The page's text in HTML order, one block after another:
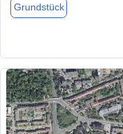
Grundstück